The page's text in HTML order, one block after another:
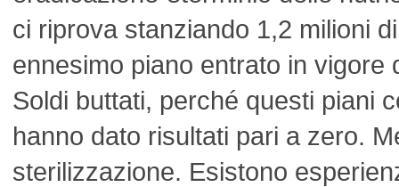
ci riprova stanziando 1,2 milioni
ennesimo piano entrato in vigore
Soldi buttati, perché questi piani
hanno dato risultati pari a zero.
sterilizzazione. Esistono